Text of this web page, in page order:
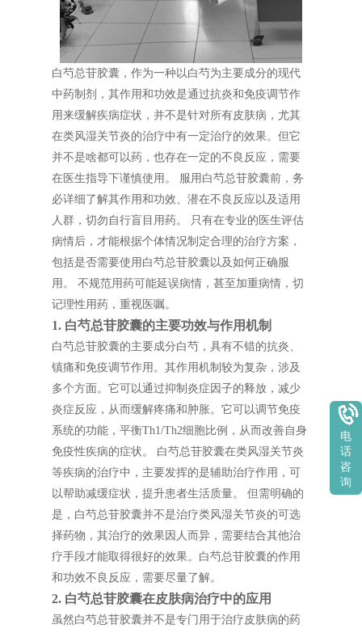
白芍总苷胶囊，作为一种以白芍为主要成分的现代
中药制剂，其作用和功效是通过抗炎和免疫调节作
用来缓解疾病症状，并不是针对所有皮肤病，尤其
在类风湿关节炎的治疗中有一定治疗的效果。但它
并不是啥都可以药，也存在一定的不良反应，需要
在医生指导下谨慎使用。 服用白芍总苷胶囊前，务
必详细了解其作用和功效、潜在不良反应以及适用
人群，切勿自行盲目用药。 只有在专业的医生评估
病情后，才能根据个体情况制定合理的治疗方案，
包括是否需要使用白芍总苷胶囊以及如何正确服
用。 不规范用药可能延误病情，甚至加重病情，切
记理性用药，重视医嘱。
1. 白芍总苷胶囊的主要功效与作用机制
白芍总苷胶囊的主要成分白芍，具有不错的抗炎、
镇痛和免疫调节作用。其作用机制较为复杂，涉及
多个方面。它可以通过抑制炎症因子的释放，减少
炎症反应，从而缓解疼痛和肿胀。它可以调节免疫
系统的功能，平衡Th1/Th2细胞比例，从而改善自身
免疫性疾病的症状。 白芍总苷胶囊在类风湿关节炎
等疾病的治疗中，主要发挥的是辅助治疗作用，可
以帮助减缓症状，提升患者生活质量。 但需明确的
是，白芍总苷胶囊并不是治疗类风湿关节炎的可选
择药物，其治疗的效果因人而异，需要结合其他治
疗手段才能取得很好的效果。白芍总苷胶囊的作用
和功效不良反应，需要尽量了解。
2. 白芍总苷胶囊在皮肤病治疗中的应用
虽然白芍总苷胶囊并不是专门用于治疗皮肤病的药
电
话
咨
询